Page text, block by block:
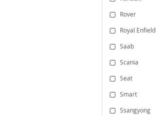
Rover
Royal Enfield
Saab
Scania
Seat
Smart
Ssangyong